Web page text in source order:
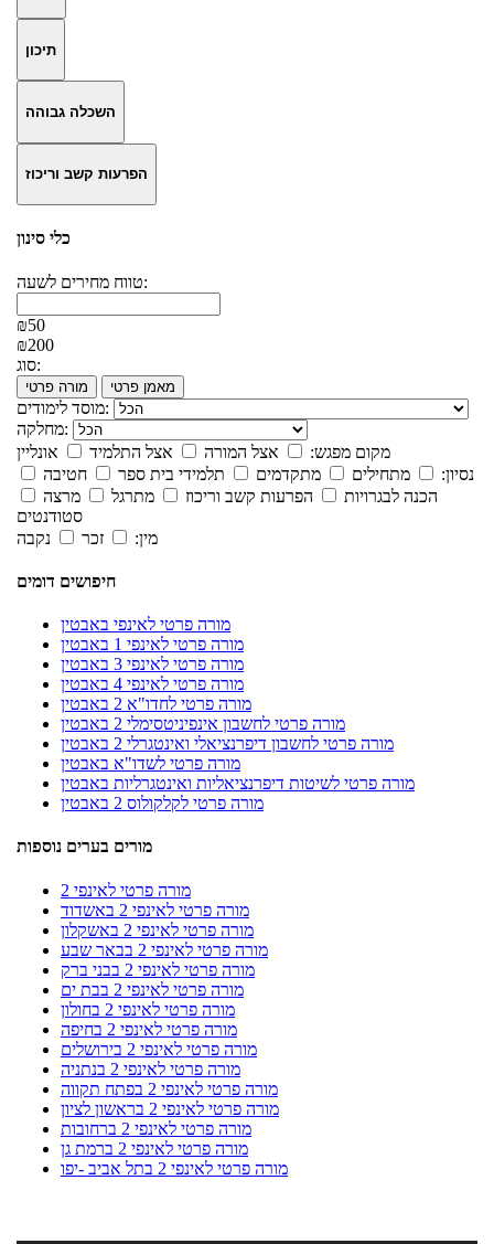
תיכון
השכלה גבוהה
הפרעות קשב וריכוז
כלי סינון
טווח מחירים לשעה:
₪50
₪200
סוג:
מורה פרטי מאמן פרטי
מוסד לימודים:
מחלקה:
מקום מפגש:
אצל המורה אצל התלמיד
אונליין
נסיון:
מתחילים מתקדמים תלמידי בית ספר
חטיבה
הכנה לבגרויות
הפרעות קשב וריכוז מתרגל
מרצה
סטודנטים
מין:
זכר נקבה
חיפושים דומים
מורה פרטי לאינפי באבטין
מורה פרטי לאינפי 1 באבטין
מורה פרטי לאינפי 3 באבטין
מורה פרטי לאינפי 4 באבטין
מורה פרטי לחדו"א 2 באבטין
מורה פרטי לחשבון אינפיניטסימלי 2 באבטין
מורה פרטי לחשבון דיפרנציאלי ואינטגרלי 2 באבטין
מורה פרטי לשדו"א באבטין
מורה פרטי לשיטות דיפרנציאליות ואינטגרליות באבטין
מורה פרטי לקלקולוס 2 באבטין
מורים בערים נוספות
מורה פרטי לאינפי 2
מורה פרטי לאינפי 2 באשדוד
מורה פרטי לאינפי 2 באשקלון
מורה פרטי לאינפי 2 בבאר שבע
מורה פרטי לאינפי 2 בבני ברק
מורה פרטי לאינפי 2 בבת ים
מורה פרטי לאינפי 2 בחולון
מורה פרטי לאינפי 2 בחיפה
מורה פרטי לאינפי 2 בירושלים
מורה פרטי לאינפי 2 בנתניה
מורה פרטי לאינפי 2 בפתח תקווה
מורה פרטי לאינפי 2 בראשון לציון
מורה פרטי לאינפי 2 ברחובות
מורה פרטי לאינפי 2 ברמת גן
מורה פרטי לאינפי 2 בתל אביב -יפו